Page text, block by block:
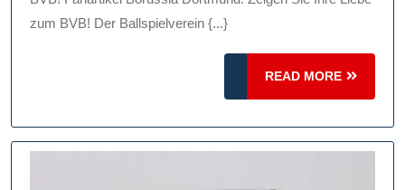
Mit
Fanartikeln
Borussia
Dortmund
zum BVB! Der Ballspielverein {...}
READ MORE
READ
MORE